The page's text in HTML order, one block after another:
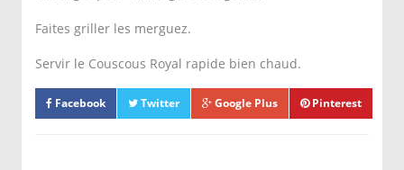
Faites griller les merguez.
Servir le Couscous Royal rapide bien chaud.
Facebook Twitter Google Plus Pinterest